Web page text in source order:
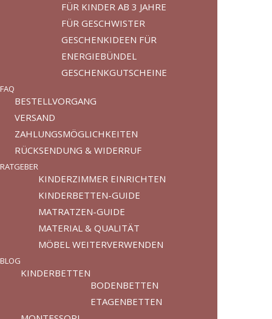
FÜR KINDER AB 3 JAHRE
FÜR GESCHWISTER
GESCHENKIDEEN FÜR
ENERGIEBÜNDEL
GESCHENKGUTSCHEINE
FAQ
BESTELLVORGANG
VERSAND
ZAHLUNGSMÖGLICHKEITEN
RÜCKSENDUNG & WIDERRUF
RATGEBER
KINDERZIMMER EINRICHTEN
KINDERBETTEN-GUIDE
MATRATZEN-GUIDE
MATERIAL & QUALITÄT
MÖBEL WEITERVERWENDEN
BLOG
KINDERBETTEN
BODENBETTEN
ETAGENBETTEN